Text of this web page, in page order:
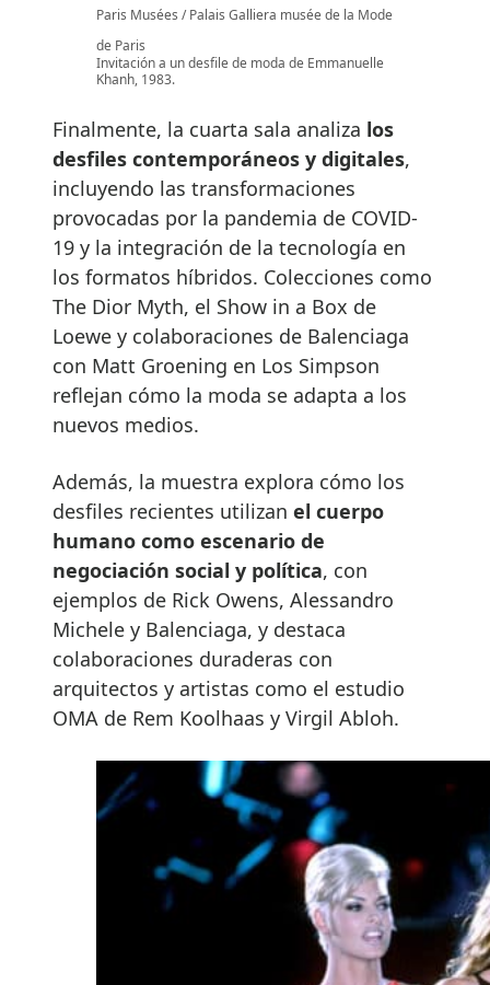
Paris Musées / Palais Galliera musée de la Mode
de Paris
Invitación a un desfile de moda de Emmanuelle
Khanh, 1983.
Finalmente, la cuarta sala analiza los
desfiles contemporáneos y digitales,
incluyendo las transformaciones
provocadas por la pandemia de COVID-
19 y la integración de la tecnología en
los formatos híbridos. Colecciones como
The Dior Myth, el Show in a Box de
Loewe y colaboraciones de Balenciaga
con Matt Groening en Los Simpson
reflejan cómo la moda se adapta a los
nuevos medios.
Además, la muestra explora cómo los
desfiles recientes utilizan el cuerpo
humano como escenario de
negociación social y política, con
ejemplos de Rick Owens, Alessandro
Michele y Balenciaga, y destaca
colaboraciones duraderas con
arquitectos y artistas como el estudio
OMA de Rem Koolhaas y Virgil Abloh.